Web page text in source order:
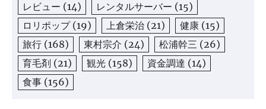
レビュー (14) レンタルサーバー (15)
ロリポップ(19) 上倉栄治 (21) 健康 (15)
旅行 (168) 東村宗介 (24) 松浦幹三 (26)
育毛剤 (21) 観光 (158) 資金調達 (14)
食事 (156)